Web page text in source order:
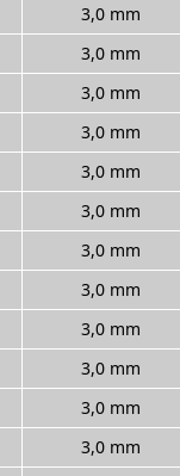
3,0 mm
3,0 mm
3,0 mm
3,0 mm
3,0 mm
3,0 mm
3,0 mm
3,0 mm
3,0 mm
3,0 mm
3,0 mm
3,0 mm